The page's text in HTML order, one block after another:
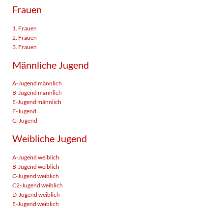
Frauen
1. Frauen
2. Frauen
3. Frauen
Männliche Jugend
A-Jugend männlich
B-Jugend männlich
E-Jugend männlich
F-Jugend
G-Jugend
Weibliche Jugend
A-Jugend weiblich
B-Jugend weiblich
C-Jugend weiblich
C2-Jugend weiblich
D-Jugend weiblich
E-Jugend weiblich